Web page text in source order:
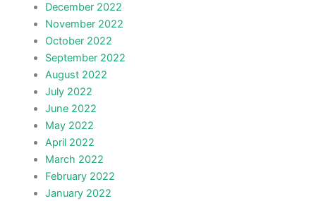
December 2022
November 2022
October 2022
September 2022
August 2022
July 2022
June 2022
May 2022
April 2022
March 2022
February 2022
January 2022